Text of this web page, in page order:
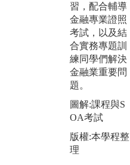
習，配合輔導
金融專業證照
考試，以及結
合實務專題訓
練同學們解決
金融業重要問
題。
圖解:課程與S
OA考試
版權:本學程整
理